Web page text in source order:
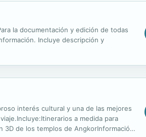
la documentación y edición de todas
Incluye descripción y
interés cultural y una de las mejores
a medida para
3D de los templos de AngkorInformación